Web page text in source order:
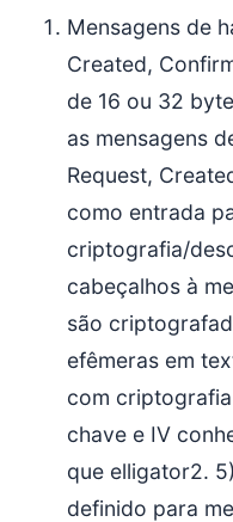
Mensagens de
Created,
de 16 ou 32
as mensagens
Request,
como entrada
criptografia/
cabeçalhos à
são
efêmeras em
com
chave e IV
que elligator2.
definido para